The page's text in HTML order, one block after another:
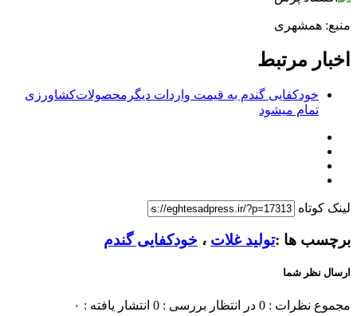
منبع: همشهری
اخبار مرتبط
خودکفایی گندم به قیمت واردات دیگرمحصولات‌کشاورزی
تمام میشود
لینک کوتاه
برچسب ها :تولید غلات ، خودکفایی گندم
ارسال نظر شما
مجموع نظرات : 0 در انتظار بررسی : 0 انتشار یافته : ۰